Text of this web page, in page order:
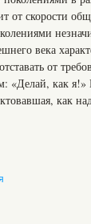
скорости
века
от
«Делай, как
как